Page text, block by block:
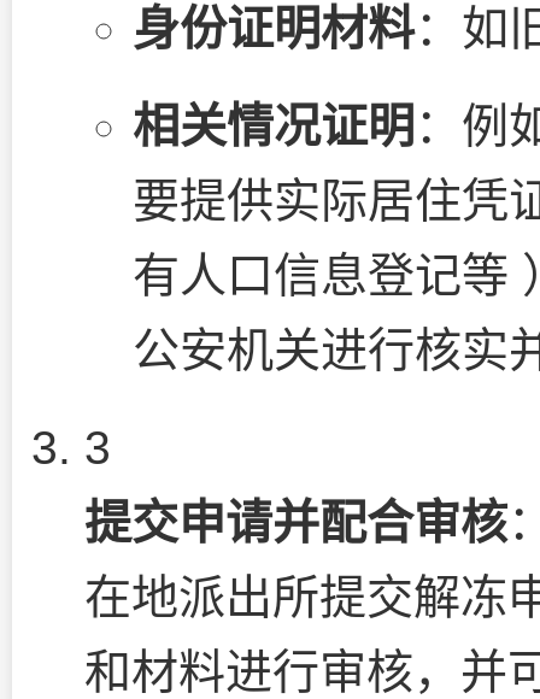
身份证明材料：如
相关情况证明 ：例
要提供实际居住凭
有人口信息登记等
公安机关进行核实
3
提交申请并配合审核
在地派出所提交解冻
和材料进行审核，并